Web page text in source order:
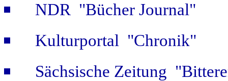
NDR "Bücher Journal"
Kulturportal "Chronik"
Sächsische Zeitung